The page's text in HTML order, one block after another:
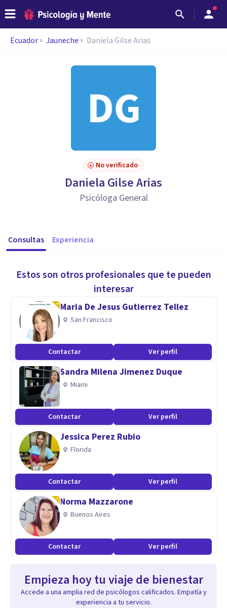
Ecuador Jauneche Daniela Gilse Arias
No verificado
Daniela Gilse Arias
Psicóloga General
Consultas Experiencia
Estos son otros profesionales que te pueden
interesar
Maria De Jesus Gutierrez Tellez
San Francisco
Contactar Ver perfil
Sandra Milena Jimenez Duque
Miami
Contactar Ver perfil
Jessica Perez Rubio
Florida
Contactar Ver perfil
Norma Mazzarone
Buenos Aires
Contactar Ver perfil
Empieza hoy tu viaje de bienestar
Accede a una amplia red de psicólogos calificados. Empatía y
experiencia a tu servicio.